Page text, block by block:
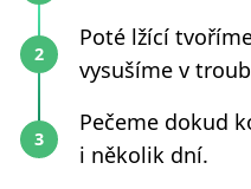
Poté lžící
vysušíme v
Pečeme dokud
i několik dní.